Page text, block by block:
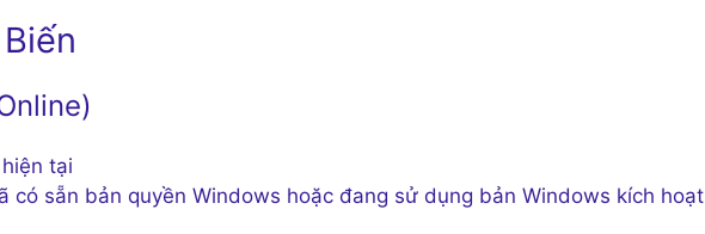
tại
có sẵn bản quyền Windows hoặc đang sử dụng bản Windows kích hoạt